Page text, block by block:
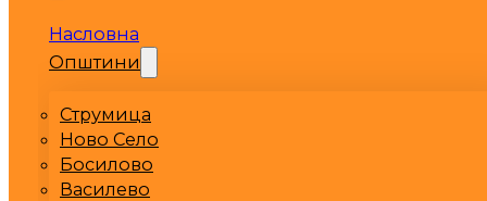
Насловна
Општини
Струмица
Ново Село
Босилово
Василево